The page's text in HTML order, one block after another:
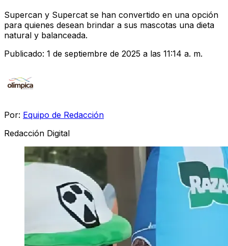
Supercan y Supercat se han convertido en una opción
para quienes desean brindar a sus mascotas una dieta
natural y balanceada.
Publicado: 1 de septiembre de 2025 a las 11:14 a. m.
Por: Equipo de Redacción
Redacción Digital